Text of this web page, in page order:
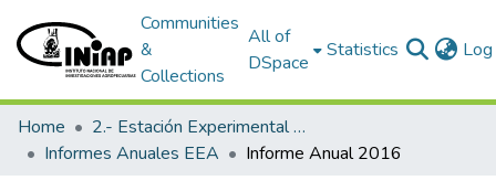
Communities
&
Collections
All of
DSpace
Statistics
Home
2.- Estación Experimental Austro
Informes Anuales EEA
Informe Anual 2016